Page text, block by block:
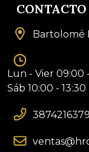
CONTACTO
Bartolomé
Lun - Vier 09:00
Sáb 10:00 - 13:30
3874216379